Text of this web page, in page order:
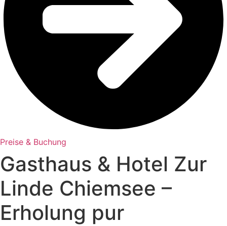
Preise & Buchung
Gasthaus & Hotel Zur
Linde Chiemsee –
Erholung pur